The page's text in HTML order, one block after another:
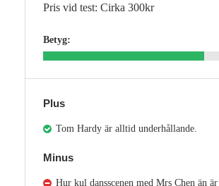
Pris vid test: Cirka 300kr
Betyg:
Plus
Tom Hardy är alltid underhållande.
Minus
Hur kul dansscenen med Mrs Chen än